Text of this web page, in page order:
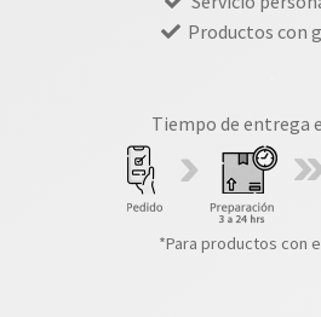
Productos con
Tiempo de entrega
*Para productos con